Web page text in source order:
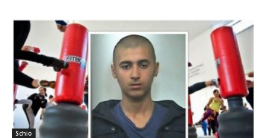
Schio